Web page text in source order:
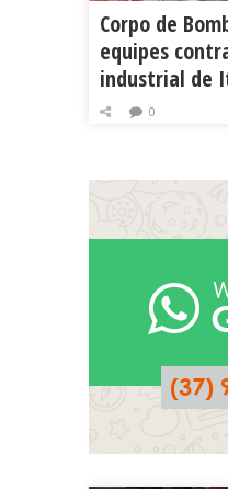
Corpo de
equipes
industrial de
0